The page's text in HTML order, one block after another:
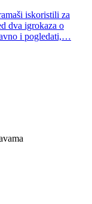
iskoristili za
dva igrokaza o
i pogledati,…